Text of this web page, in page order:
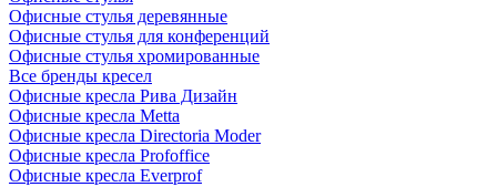
Офисные стулья деревянные
Офисные стулья для конференций
Офисные стулья хромированные
Все бренды кресел
Офисные кресла Рива Дизайн
Офисные кресла Metta
Офисные кресла Directoria Moder
Офисные кресла Profoffice
Офисные кресла Everprof